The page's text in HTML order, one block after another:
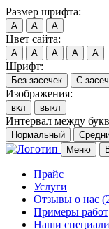
Размер шрифта:
A A A
Цвет сайта:
A A A A A
Шрифт:
Без засечек С
Изображения:
вкл выкл
Интервал между
Нормальный
Меню
Прайс
Услуги
Отзывы о нас
Примеры работ
Наши